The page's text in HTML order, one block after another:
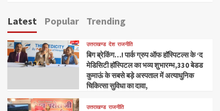
Latest Popular Trending
उत्तराखण्ड देश राजनीति
बिग ब्रेकिंग…! पार्क ग्रुप ऑफ हॉस्पिटल्स के ‘द
मेडिसिटी हॉस्पिटल का भव्य शुभारम्भ,330 बेडड
कुमाऊं के सबसे बड़े अस्पताल में अत्याधुनिक
चिकित्सा सुविधा का दावा,
उत्तराखण्ड राजनीति